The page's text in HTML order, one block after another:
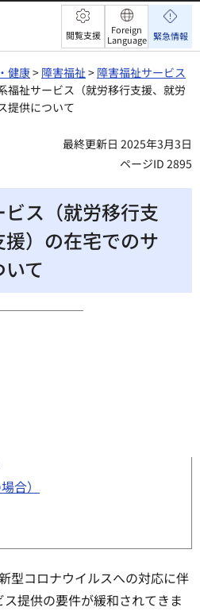
閲覧支援
Foreign
Language 緊急情報
健康> 障害福祉 > 障害福祉サービス
福祉サービス（就労移行支援、就労
提供について
最終更新日 2025年3月3日
ページID 2895
ス（就労移行支
）の在宅でのサ
て
合）
型コロナウイルスへの対応に伴
提供の要件が緩和されてきま